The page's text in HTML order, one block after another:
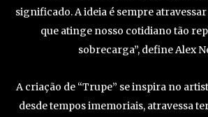
significado. A ideia é sempre
que atinge nosso cotidiano tão
sobrecarga”, define Alex
A criação de “Trupe” se inspira no
desde tempos imemoriais, atravessa